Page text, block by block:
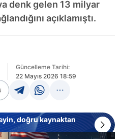
denk gelen 13 milyar
açıklamıştı.
Güncelleme Tarihi:
22 Mayıs 2026 18:59
doğru kaynaktan